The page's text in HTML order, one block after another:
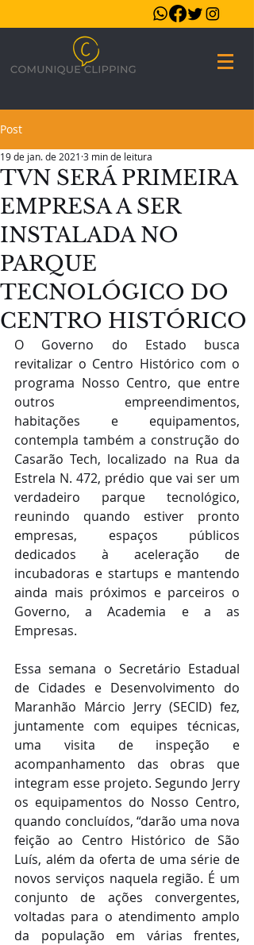
Post
TVN SERÁ PRIMEIRA
EMPRESA A SER
INSTALADA NO
PARQUE
TECNOLÓGICO DO
CENTRO HISTÓRICO
19 de jan. de 2021 3 min de leitura
O Governo do Estado busca
revitalizar o Centro Histórico com o
programa Nosso Centro, que entre
outros empreendimentos,
habitações e equipamentos,
contempla também a construção do
Casarão Tech, localizado na Rua da
Estrela N. 472, prédio que vai ser um
verdadeiro parque tecnológico,
reunindo quando estiver pronto
empresas, espaços públicos
dedicados à aceleração de
incubadoras e startups e mantendo
ainda mais próximos e parceiros o
Governo, a Academia e a as
Empresas.
Essa semana o Secretário Estadual
de Cidades e Desenvolvimento do
Maranhão Márcio Jerry (SECID) fez,
juntamente com equipes técnicas,
uma visita de inspeção e
acompanhamento das obras que
integram esse projeto. Segundo Jerry
os equipamentos do Nosso Centro,
quando concluídos, “darão uma nova
feição ao Centro Histórico de São
Luís, além da oferta de uma série de
novos serviços naquela região. É um
conjunto de ações convergentes,
voltadas para o atendimento amplo
da população em várias frentes,